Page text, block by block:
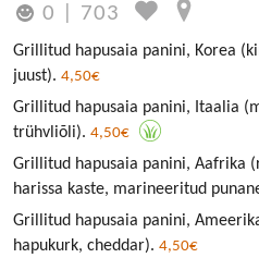
0 703
Grillitud hapusaia panini, Korea
juust). 4,50€
Grillitud hapusaia panini, Itaalia
trühvliõli). 4,50€
Grillitud hapusaia panini, Aafrika
harissa kaste, marineeritud
Grillitud hapusaia panini,
hapukurk, cheddar). 4,50€